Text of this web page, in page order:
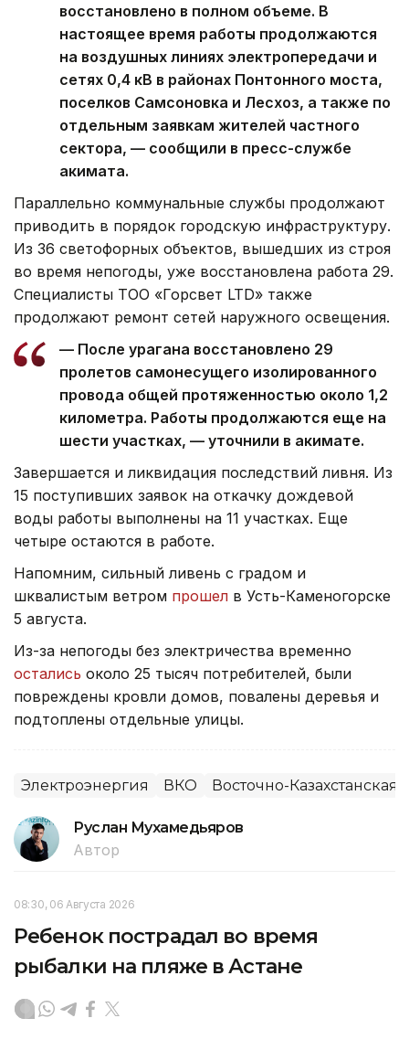
восстановлено в полном объеме. В
настоящее время работы продолжаются
на воздушных линиях электропередачи и
сетях 0,4 кВ в районах Понтонного моста,
поселков Самсоновка и Лесхоз, а также по
отдельным заявкам жителей частного
сектора, — сообщили в пресс-службе
акимата.
Параллельно коммунальные службы продолжают
приводить в порядок городскую инфраструктуру.
Из 36 светофорных объектов, вышедших из строя
во время непогоды, уже восстановлена работа 29.
Специалисты ТОО «Горсвет LTD» также
продолжают ремонт сетей наружного освещения.
— После урагана восстановлено 29
пролетов самонесущего изолированного
провода общей протяженностью около 1,2
километра. Работы продолжаются еще на
шести участках, — уточнили в акимате.
Завершается и ликвидация последствий ливня. Из
15 поступивших заявок на откачку дождевой
воды работы выполнены на 11 участках. Еще
четыре остаются в работе.
Напомним, сильный ливень с градом и
шквалистым ветром прошел в Усть-Каменогорске
5 августа.
Из-за непогоды без электричества временно
остались около 25 тысяч потребителей, были
повреждены кровли домов, повалены деревья и
подтоплены отдельные улицы.
Электроэнергия ВКО Восточно-Казахстанская
Руслан Мухамедьяров
Автор
08:30, 06 Августа 2026
Ребенок пострадал во время
рыбалки на пляже в Астане